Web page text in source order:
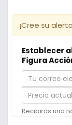
¡Cree su
Establecer
Figura
Tu
correo
electrónico
Precio
actual
Recibirás una